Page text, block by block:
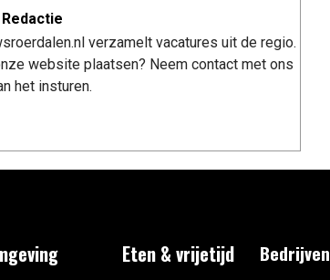
verzamelt vacatures uit de regio.
website plaatsen? Neem contact met ons
het insturen.
Eten & vrijetijd Bedrijven